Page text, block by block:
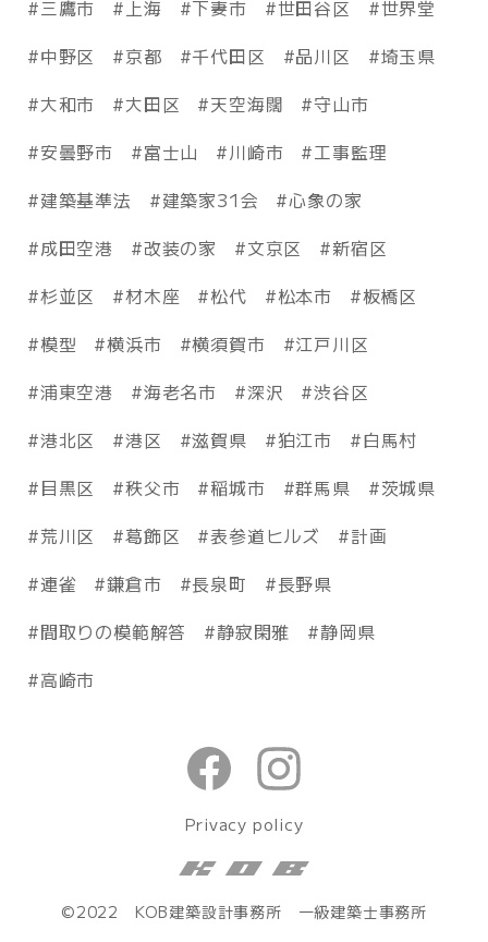
三鷹市
上海 下妻市 世田谷区
世界堂
中野区
京都 千代田区 品川区
埼玉県
大和市
大田区 天空海闊
守山市
安曇野市
富士山 川崎市
工事監理
建築基準法
建築家31会
心象の家
成田空港
改装の家 文京区
新宿区
杉並区
材木座 松代 松本市
板橋区
模型
横浜市 横須賀市
江戸川区
浦東空港
海老名市 深沢
渋谷区
港北区
港区 滋賀県 狛江市
白馬村
目黒区
秩父市 稲城市 群馬県
茨城県
荒川区
葛飾区 表参道ヒルズ
計画
連雀
鎌倉市 長泉町
長野県
間取りの模範解答
静寂閑雅
静岡県
高崎市
Privacy policy
©2022 KOB建築設計事務所 一級建築士事務所